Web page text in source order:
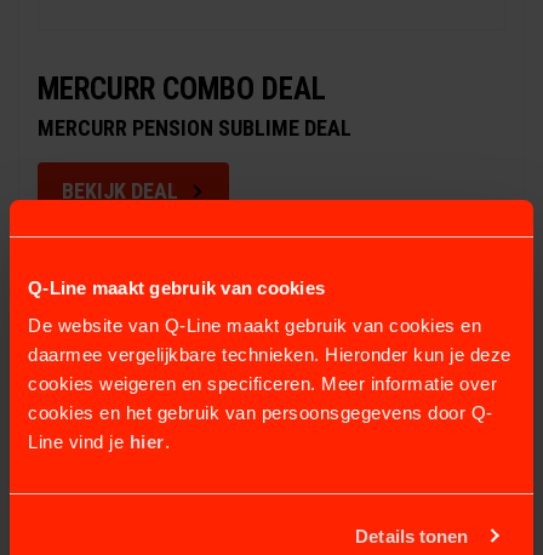
Q-Line maakt gebruik van cookies
De website van Q-Line maakt gebruik van cookies en
daarmee vergelijkbare technieken. Hieronder kun je deze
cookies weigeren en specificeren. Meer informatie over
cookies en het gebruik van persoonsgegevens door Q-
Line vind je hier.
Details tonen
MERCURR COMBO DEAL
MERCURR PENSION SUBLIME DEAL
BEKIJK DEAL
CONFIGURATIE & OPTIES